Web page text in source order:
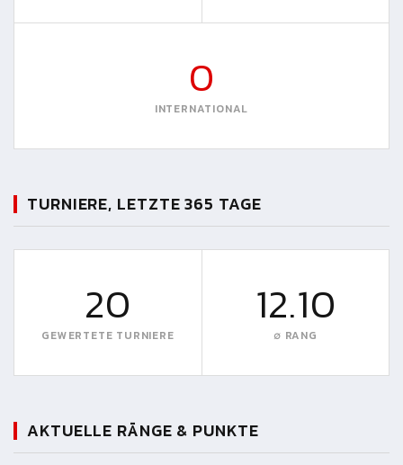
0
INTERNATIONAL
TURNIERE, LETZTE 365 TAGE
20
GEWERTETE TURNIERE
12.10
∅ RANG
AKTUELLE RÄNGE & PUNKTE